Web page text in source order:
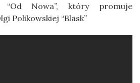
“Od Nowa”, który promuje
Polikowskiej “Blask”